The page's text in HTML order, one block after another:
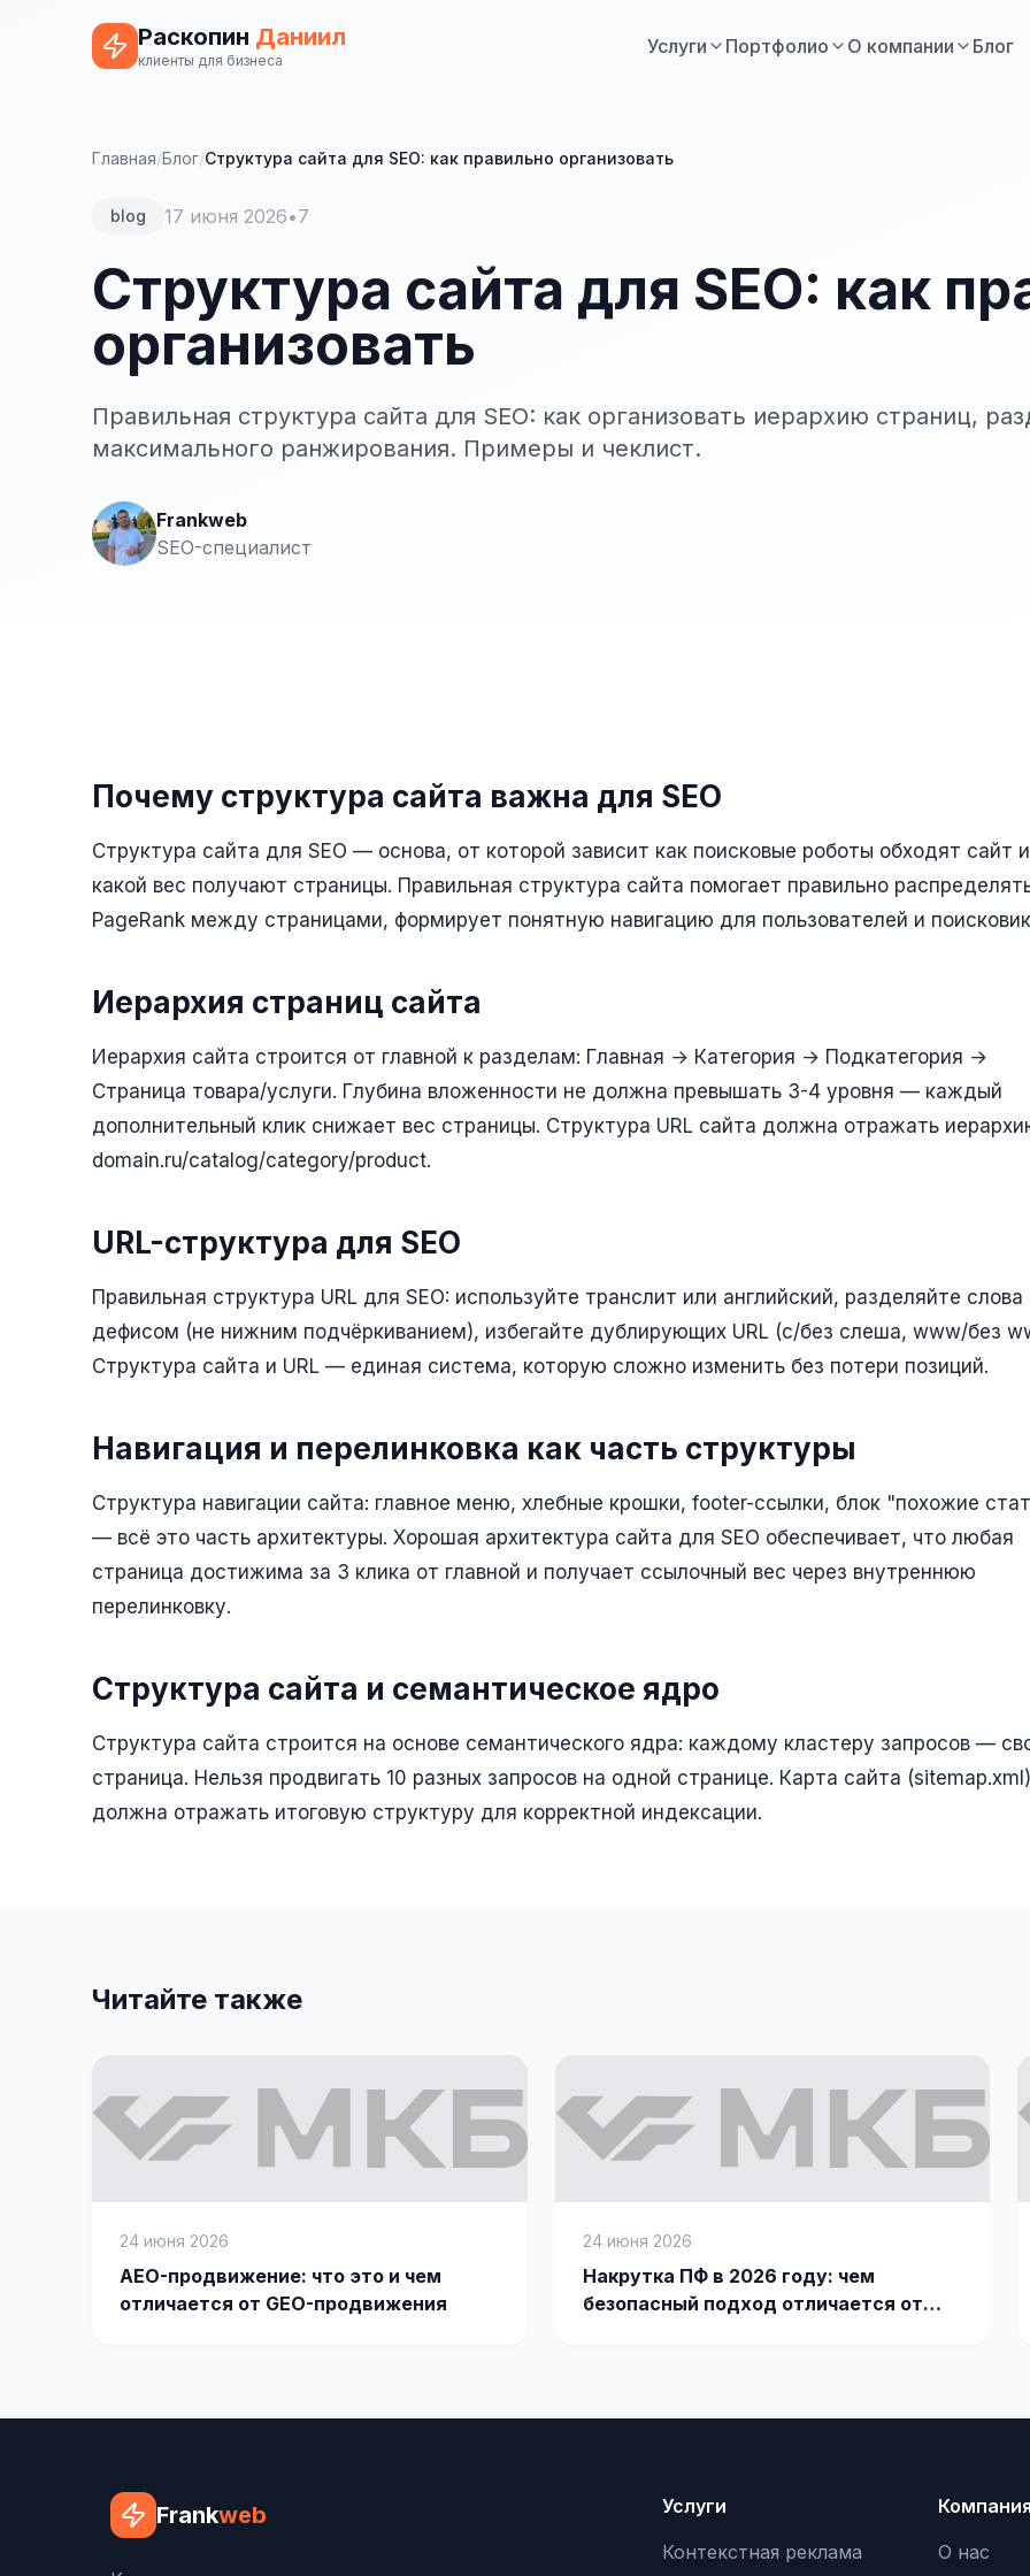
Раскопин Даниил
клиенты для бизнеса
Услуги Портфолио О компании Блог
Главная/Блог/Структура сайта для SEO: как правильно организовать
blog 17 июня 2026•7
Структура сайта для SEO: как
организовать
Правильная структура сайта для SEO: как организовать иерархию страниц,
максимального ранжирования. Примеры и чеклист.
Frankweb
SEO-специалист
Почему структура сайта важна для SEO
Структура сайта для SEO — основа, от которой зависит как поисковые роботы обходят сайт и
какой вес получают страницы. Правильная структура сайта помогает правильно
PageRank между страницами, формирует понятную навигацию для пользователей и
Иерархия страниц сайта
Иерархия сайта строится от главной к разделам: Главная → Категория → Подкатегория →
Страница товара/услуги. Глубина вложенности не должна превышать 3-4 уровня — каждый
дополнительный клик снижает вес страницы. Структура URL сайта должна отражать
domain.ru/catalog/category/product.
URL-структура для SEO
Правильная структура URL для SEO: используйте транслит или английский, разделяйте слова
дефисом (не нижним подчёркиванием), избегайте дублирующих URL (с/без слеша, www/без
Структура сайта и URL — единая система, которую сложно изменить без потери позиций.
Навигация и перелинковка как часть структуры
Структура навигации сайта: главное меню, хлебные крошки, footer-ссылки, блок "похожие
— всё это часть архитектуры. Хорошая архитектура сайта для SEO обеспечивает, что любая
страница достижима за 3 клика от главной и получает ссылочный вес через внутреннюю
перелинковку.
Структура сайта и семантическое ядро
Структура сайта строится на основе семантического ядра: каждому кластеру запросов —
страница. Нельзя продвигать 10 разных запросов на одной странице. Карта сайта (sitemap.xml)
должна отражать итоговую структуру для корректной индексации.
Читайте также
24 июня 2026
AEO-продвижение: что это и чем
отличается от GEO-продвижения
24 июня 2026
Накрутка ПФ в 2026 году: чем
безопасный подход отличается от
Frankweb
Услуги
Контекстная реклама
О нас